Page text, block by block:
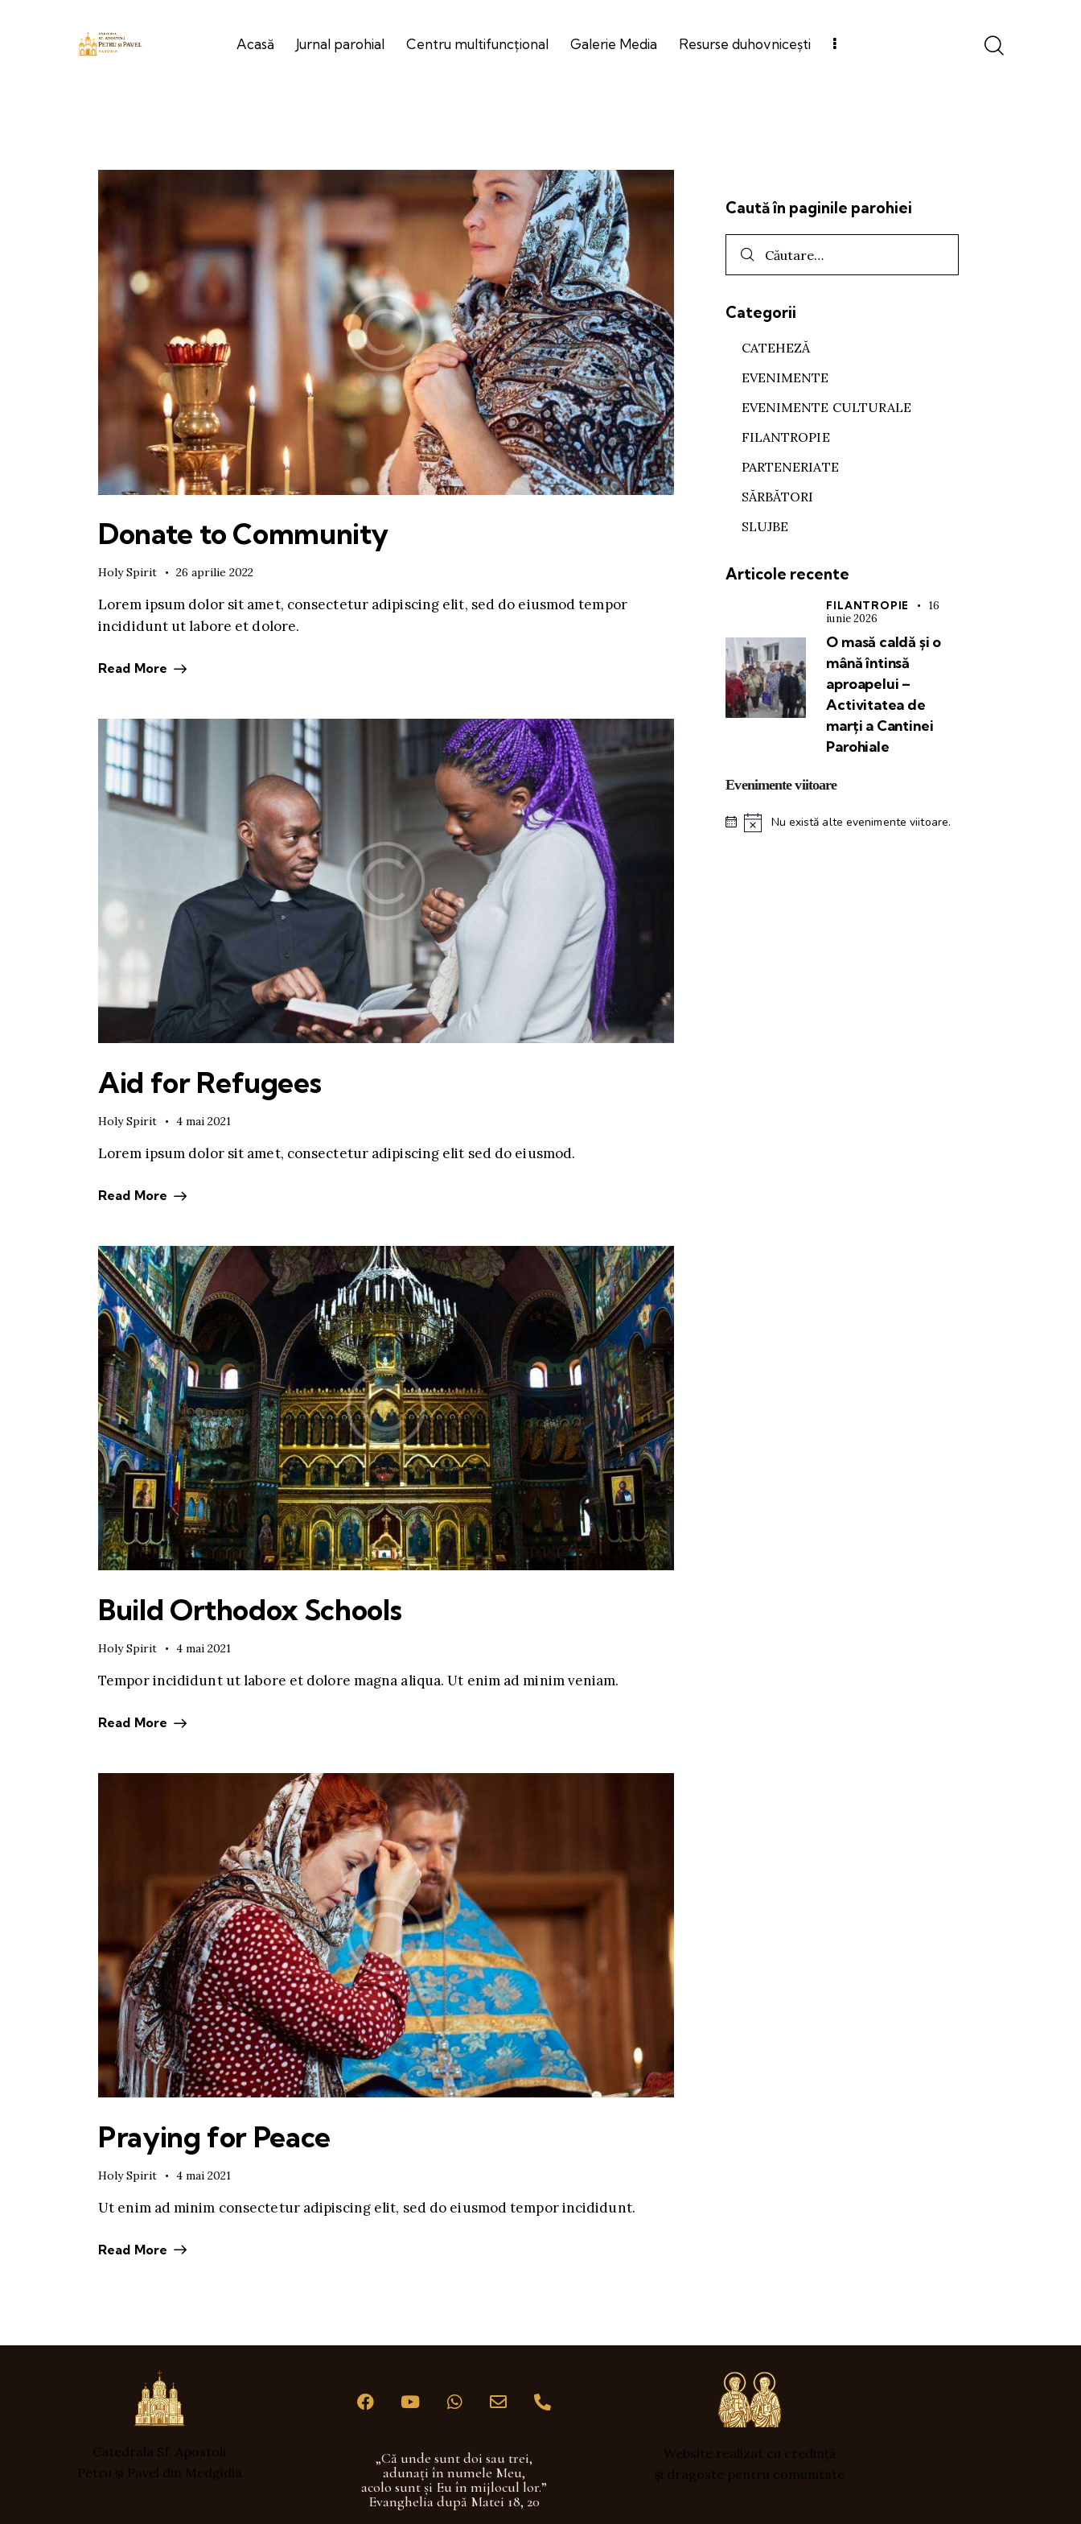
Acasă Jurnal parohial Centru multifuncțional Galerie Media Resurse duhovnicești
Donate to Community
Holy Spirit 26 aprilie 2022
Lorem ipsum dolor sit amet, consectetur adipiscing elit, sed do eiusmod tempor
incididunt ut labore et dolore.
Read More
Aid for Refugees
Holy Spirit 4 mai 2021
Lorem ipsum dolor sit amet, consectetur adipiscing elit sed do eiusmod.
Read More
Build Orthodox Schools
Holy Spirit 4 mai 2021
Tempor incididunt ut labore et dolore magna aliqua. Ut enim ad minim veniam.
Read More
Praying for Peace
Holy Spirit 4 mai 2021
Ut enim ad minim consectetur adipiscing elit, sed do eiusmod tempor incididunt.
Read More
Caută în paginile parohiei
Categorii
CATEHEZĂ
EVENIMENTE
EVENIMENTE CULTURALE
FILANTROPIE
PARTENERIATE
SĂRBĂTORI
SLUJBE
Articole recente
FILANTROPIE
16
iunie 2026
O masă caldă și o
mână întinsă
aproapelui –
Activitatea de
marți a Cantinei
Parohiale
Evenimente viitoare
N
Nu există alte evenimente viitoare.
Catedrala Sf. Apostoli
Petru și Pavel din Medgidia
„Că unde sunt doi sau trei,
adunaţi în numele Meu,
acolo sunt şi Eu în mijlocul lor.”
Evanghelia după Matei 18, 20
Website realizat cu credință
și dragoste pentru comunitate